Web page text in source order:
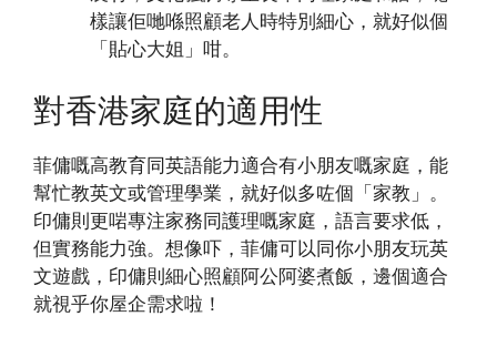
樣讓佢哋喺照顧老人時特別細心，就好似個
「貼心大姐」咁。
對香港家庭的適用性
菲傭嘅高教育同英語能力適合有小朋友嘅家庭，能
幫忙教英文或管理學業，就好似多咗個「家教」。
印傭則更啱專注家務同護理嘅家庭，語言要求低，
但實務能力強。想像吓，菲傭可以同你小朋友玩英
文遊戲，印傭則細心照顧阿公阿婆煮飯，邊個適合
就視乎你屋企需求啦！